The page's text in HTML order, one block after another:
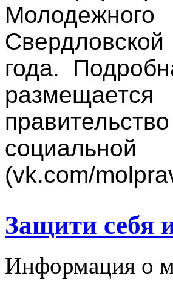
года.
(vk.com/
Защити себя
Информация о